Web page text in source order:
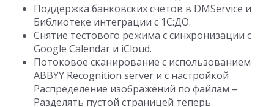
Поддержка банковских счетов в DMService и
Библиотеке интеграции с 1С:ДО.
Снятие тестового режима с синхронизации с
Google Calendar и iCloud.
Потоковое сканирование с использованием
ABBYY Recognition server и с настройкой
Распределение изображений по файлам –
Разделять пустой страницей теперь